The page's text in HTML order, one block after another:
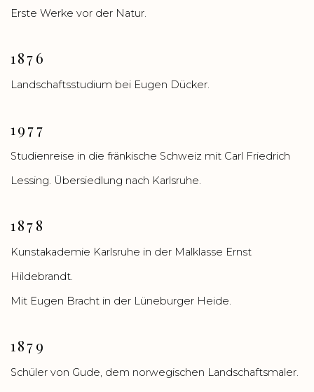
Erste Werke vor der Natur.
1876
Landschaftsstudium bei Eugen Dücker.
1977
Studienreise in die fränkische Schweiz mit Carl Friedrich
Lessing. Übersiedlung nach Karlsruhe.
1878
Kunstakademie Karlsruhe in der Malklasse Ernst
Hildebrandt.
Mit Eugen Bracht in der Lüneburger Heide.
1879
Schüler von Gude, dem norwegischen Landschaftsmaler.